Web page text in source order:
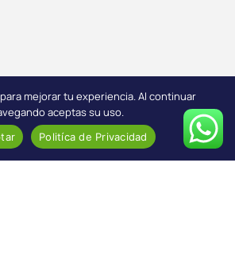
mejorar tu experiencia. Al continuar
aceptas su uso.
Politíca de Privacidad